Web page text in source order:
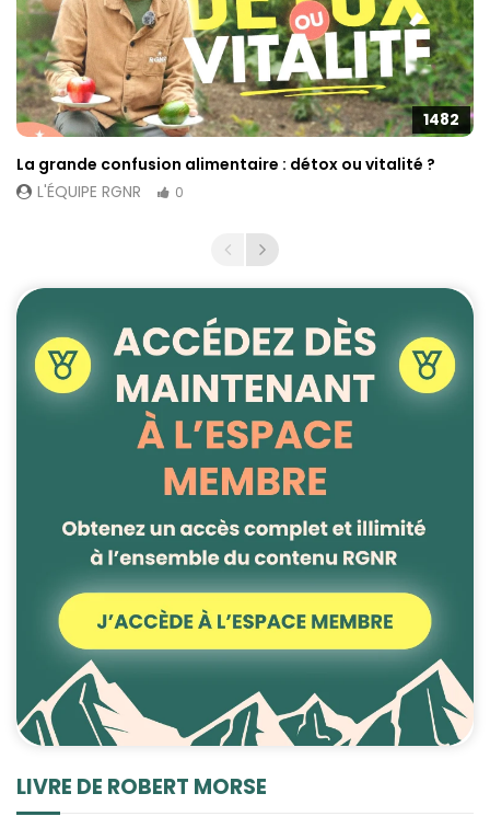
1482
La grande confusion alimentaire : détox ou vitalité ?
L'ÉQUIPE RGNR
0
LIVRE DE ROBERT MORSE